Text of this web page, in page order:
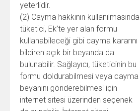
yeterlidir.
(2) Cayma hakkının kullanılmasında
tüketici, Ek’te yer alan formu
kullanabileceği gibi cayma kararını
bildiren açık bir beyanda da
bulunabilir. Sağlayıcı, tüketicinin bu
formu doldurabilmesi veya cayma
beyanını gönderebilmesi için
internet sitesi üzerinden seçenek